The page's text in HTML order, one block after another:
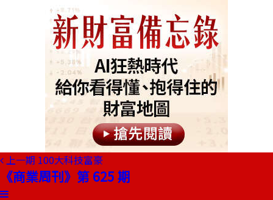
上一期 100大科技富豪
《商業周刊》第 625 期